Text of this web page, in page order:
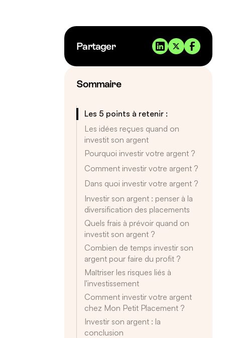
Partager
Sommaire
Les 5 points à retenir :
Les idées reçues quand on
investit son argent
Pourquoi investir votre argent ?
Comment investir votre argent ?
Dans quoi investir votre argent ?
Investir son argent : penser à la
diversification des placements
Quels frais à prévoir quand on
investit son argent ?
Combien de temps investir son
argent pour faire du profit ?
Maîtriser les risques liés à
l'investissement
Comment investir votre argent
chez Mon Petit Placement ?
Investir son argent : la
conclusion